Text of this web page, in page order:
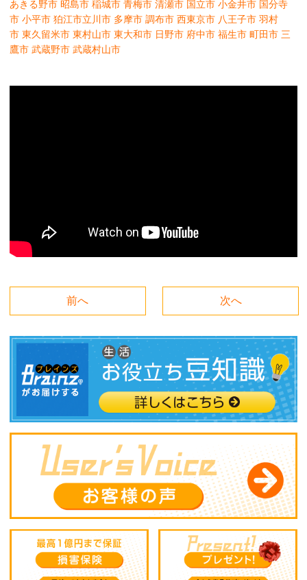
あきる野市 昭島市 稲城市 青梅市 清瀬市 国立市 小金井市 国分寺
市 小平市 狛江市立川市 多摩市 調布市 西東京市 八王子市 羽村
市 東久留米市 東村山市 東大和市 日野市 府中市 福生市 町田市 三
鷹市 武蔵野市 武蔵村山市
前へ 次へ